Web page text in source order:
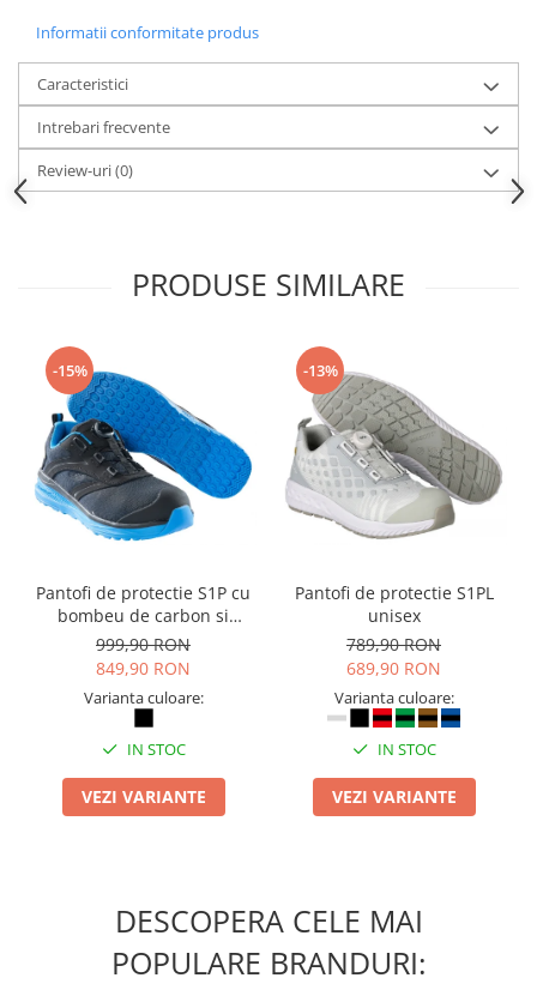
Informatii conformitate produs
Caracteristici
Intrebari frecvente
Review-uri(0)
PRODUSE SIMILARE
-15%
Pantofi de protectie S1P cu
bombeu de carbon si
inchidere BOAÂ® Fit
999,90 RON
849,90 RON
Varianta culoare:
IN STOC
VEZI VARIANTE
-13%
Pantofi de protectie S1PL
unisex
789,90 RON
689,90 RON
Varianta culoare:
IN STOC
VEZI VARIANTE
DESCOPERA CELE MAI
POPULARE BRANDURI: